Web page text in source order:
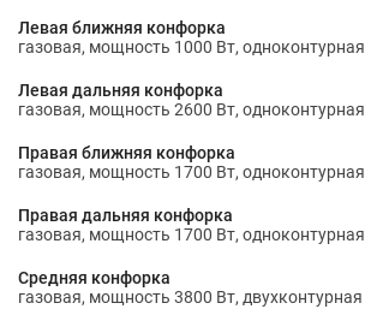
Левая ближняя конфорка
газовая, мощность 1000 Вт, одноконтурная
Левая дальняя конфорка
газовая, мощность 2600 Вт, одноконтурная
Правая ближняя конфорка
газовая, мощность 1700 Вт, одноконтурная
Правая дальняя конфорка
газовая, мощность 1700 Вт, одноконтурная
Средняя конфорка
газовая, мощность 3800 Вт, двухконтурная